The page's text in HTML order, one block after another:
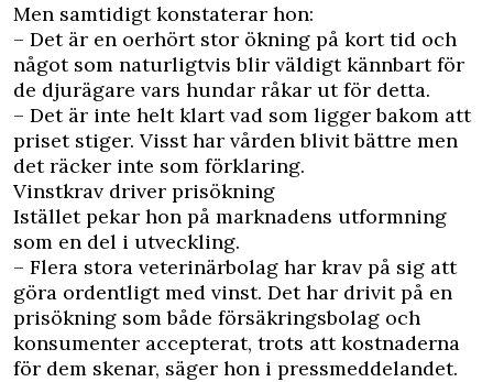
Men samtidigt konstaterar hon:
– Det är en oerhört stor ökning på kort tid och
något som naturligtvis blir väldigt kännbart för
de djurägare vars hundar råkar ut för detta.
– Det är inte helt klart vad som ligger bakom att
priset stiger. Visst har vården blivit bättre men
det räcker inte som förklaring.
Vinstkrav driver prisökning
Istället pekar hon på marknadens utformning
som en del i utveckling.
– Flera stora veterinärbolag har krav på sig att
göra ordentligt med vinst. Det har drivit på en
prisökning som både försäkringsbolag och
konsumenter accepterat, trots att kostnaderna
för dem skenar, säger hon i pressmeddelandet.